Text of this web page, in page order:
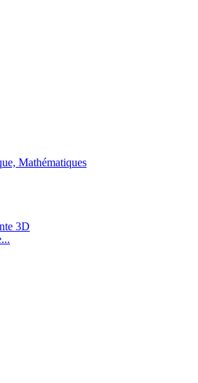
Mathématiques
3D